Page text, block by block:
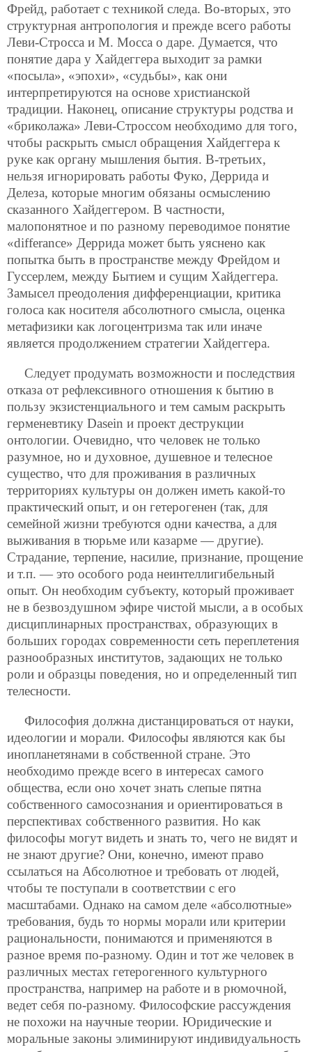
Фрейд, работает с техникой следа. Во-вторых, это
структурная антропология и прежде всего работы
Леви-Стросса и М. Мосса о даре. Думается, что
понятие дара у Хайдеггера выходит за рамки
«посыла», «эпохи», «судьбы», как они
интерпретируются на основе христианской
традиции. Наконец, описание структуры родства и
«бриколажа» Леви-Строссом необходимо для того,
чтобы раскрыть смысл обращения Хайдеггера к
руке как органу мышления бытия. В-третьих,
нельзя игнорировать работы Фуко, Деррида и
Делеза, которые многим обязаны осмыслению
сказанного Хайдеггером. В частности,
малопонятное и по разному переводимое понятие
«differance» Деррида может быть уяснено как
попытка быть в пространстве между Фрейдом и
Гуссерлем, между Бытием и сущим Хайдеггера.
Замысел преодоления дифференциации, критика
голоса как носителя абсолютного смысла, оценка
метафизики как логоцентризма так или иначе
является продолжением стратегии Хайдеггера.
Следует продумать возможности и последствия
отказа от рефлексивного отношения к бытию в
пользу экзистенциального и тем самым раскрыть
герменевтику Dasein и проект деструкции
онтологии. Очевидно, что человек не только
разумное, но и духовное, душевное и телесное
существо, что для проживания в различных
территориях культуры он должен иметь какой-то
практический опыт, и он гетерогенен (так, для
семейной жизни требуются одни качества, а для
выживания в тюрьме или казарме — другие).
Страдание, терпение, насилие, признание, прощение
и т.п. — это особого рода неинтеллигибельный
опыт. Он необходим субъекту, который проживает
не в безвоздушном эфире чистой мысли, а в особых
дисциплинарных пространствах, образующих в
больших городах современности сеть переплетения
разнообразных институтов, задающих не только
роли и образцы поведения, но и определенный тип
телесности.
Философия должна дистанцироваться от науки,
идеологии и морали. Философы являются как бы
инопланетянами в собственной стране. Это
необходимо прежде всего в интересах самого
общества, если оно хочет знать слепые пятна
собственного самосознания и ориентироваться в
перспективах собственного развития. Но как
философы могут видеть и знать то, чего не видят и
не знают другие? Они, конечно, имеют право
ссылаться на Абсолютное и требовать от людей,
чтобы те поступали в соответствии с его
масштабами. Однако на самом деле «абсолютные»
требования, будь то нормы морали или критерии
рациональности, понимаются и применяются в
разное время по-разному. Один и тот же человек в
различных местах гетерогенного культурного
пространства, например на работе и в рюмочной,
ведет себя по-разному. Философские рассуждения
не похожи на научные теории. Юридические и
моральные законы элиминируют индивидуальность